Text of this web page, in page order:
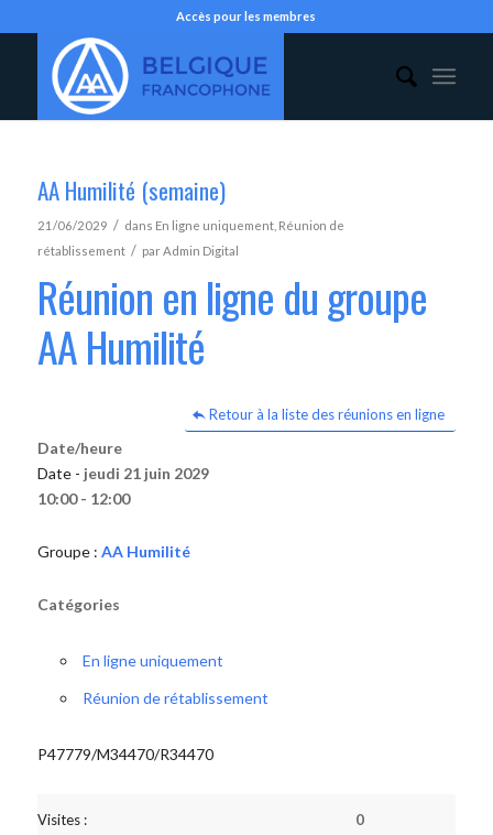
Accès pour les membres
AA Humilité (semaine)
21/06/2029 / dans En ligne uniquement, Réunion de
rétablissement / parAdmin Digital
Réunion en ligne du groupe
AA Humilité
Retour à la liste des réunions en ligne
Date/heure
Date - jeudi 21 juin 2029
10:00 - 12:00
Groupe : AA Humilité
Catégories
En ligne uniquement
Réunion de rétablissement
P47779/M34470/R34470
Visites : 0